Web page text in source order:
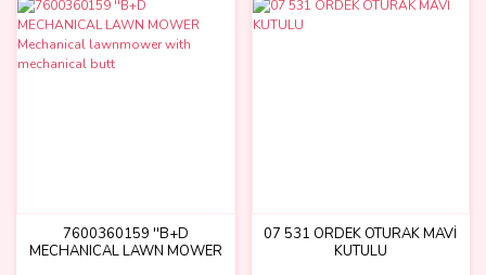
7600360159 ''B+D
MECHANICAL LAWN MOWER
07 531 ÖRDEK OTURAK MAVİ
KUTULU